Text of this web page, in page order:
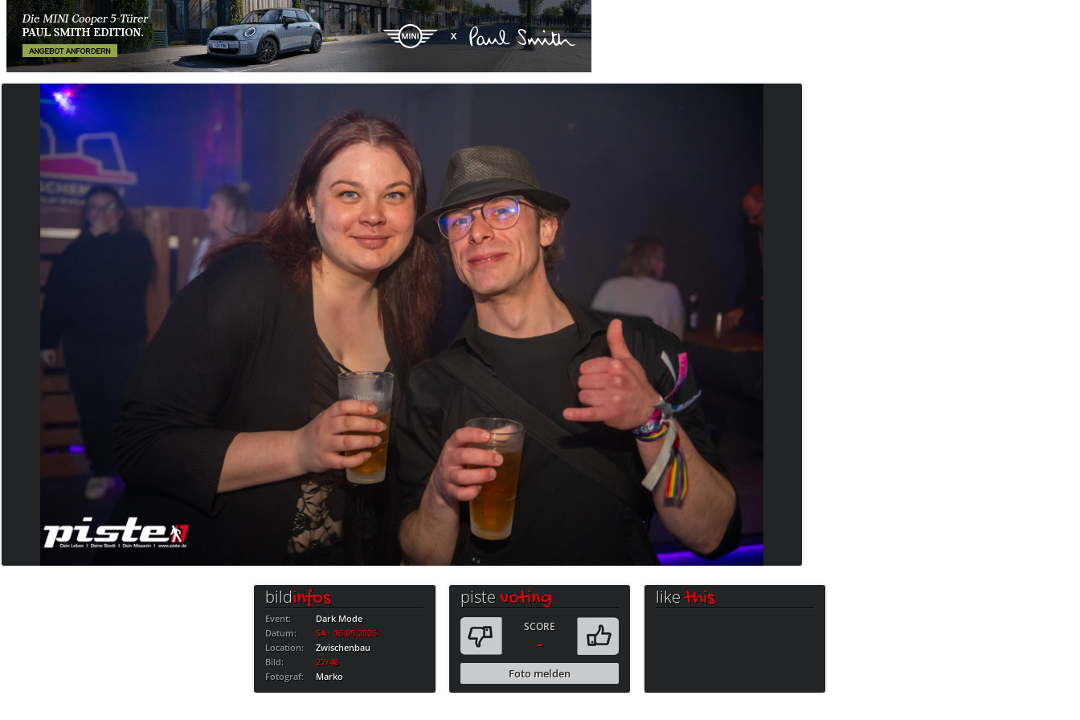
bildinfos
Event:
Dark Mode
Datum:
SA · 16.05.2026
Location:
Zwischenbau
Bild:
27/48
Fotograf:
Marko
pistevoting
SCORE
-
Foto melden
likethis